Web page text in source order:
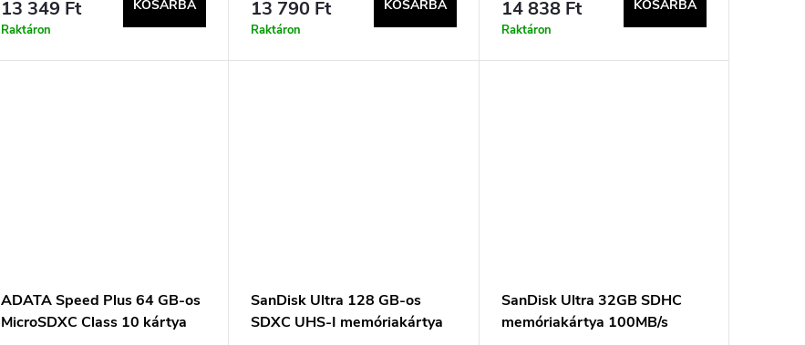
13 349 Ft
Raktáron
KOSÁRBA 13 790 Ft
Raktáron
KOSÁRBA 14 838 Ft
Raktáron
KOSÁRBA
ADATA Speed Plus 64 GB-os
MicroSDXC Class 10 kártya
SanDisk Ultra 128 GB-os
SDXC UHS-I memóriakártya
SanDisk Ultra 32GB SDHC
memóriakártya 100MB/s